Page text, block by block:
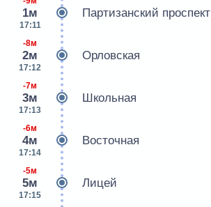
1м
17:11
Партизанский проспект
-8м
2м
17:12
Орловская
-7м
3м
17:13
Школьная
-6м
4м
17:14
Восточная
-5м
5м
17:15
Лицей